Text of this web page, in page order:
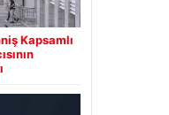
Kapsamlı